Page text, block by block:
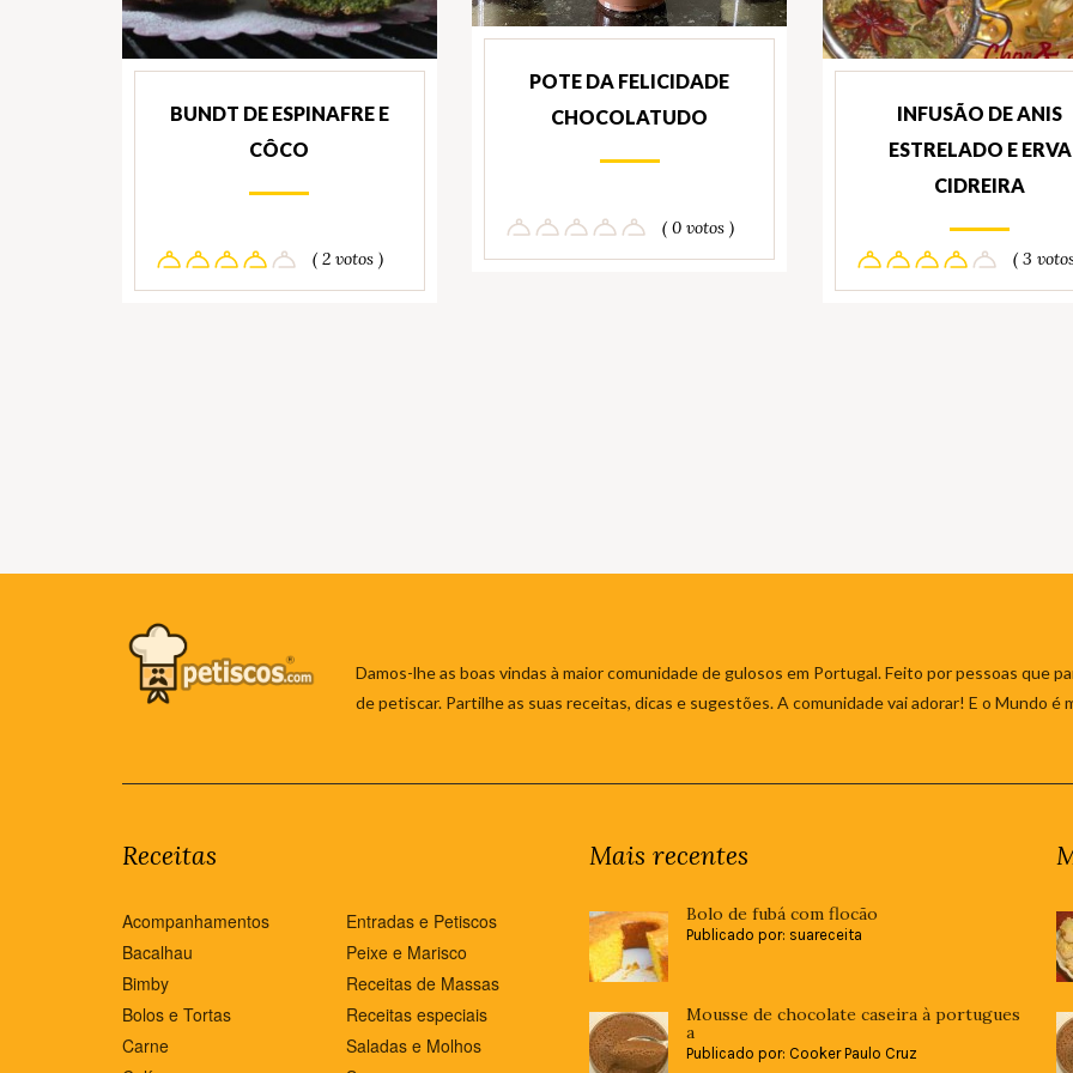
BUNDT DE ESPINAFRE E
CÔCO
( 2 votos )
POTE DA FELICIDADE
CHOCOLATUDO
( 0 votos )
INFUSÃO DE ANIS
ESTRELADO E ERVA
CIDREIRA
( 3
Damos-lhe as boas vindas à maior comunidade de gulosos em Portugal. Feito por pessoas que
de petiscar. Partilhe as suas receitas, dicas e sugestões. A comunidade vai adorar! E o Mundo é
Receitas
Acompanhamentos
Bacalhau
Bimby
Bolos e Tortas
Carne
Entradas e Petiscos
Peixe e Marisco
Receitas de Massas
Receitas especiais
Saladas e Molhos
Mais recentes
Bolo de fubá com flocão
Publicado por: suareceita
Mousse de chocolate caseira à portugues
a
Publicado por: Cooker Paulo Cruz